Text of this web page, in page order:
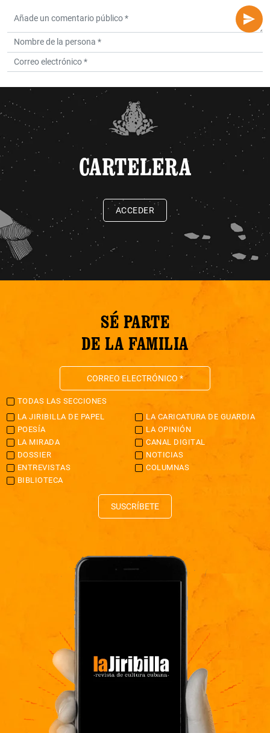
CARTELERA
ACCEDER
SÉ PARTE
DE LA FAMILIA
TODAS LAS SECCIONES
LA JIRIBILLA DE PAPEL
LA CARICATURA DE GUARDIA
POESÍA
LA OPINIÓN
LA MIRADA
CANAL DIGITAL
DOSSIER
NOTICIAS
ENTREVISTAS
COLUMNAS
BIBLIOTECA
SUSCRÍBETE